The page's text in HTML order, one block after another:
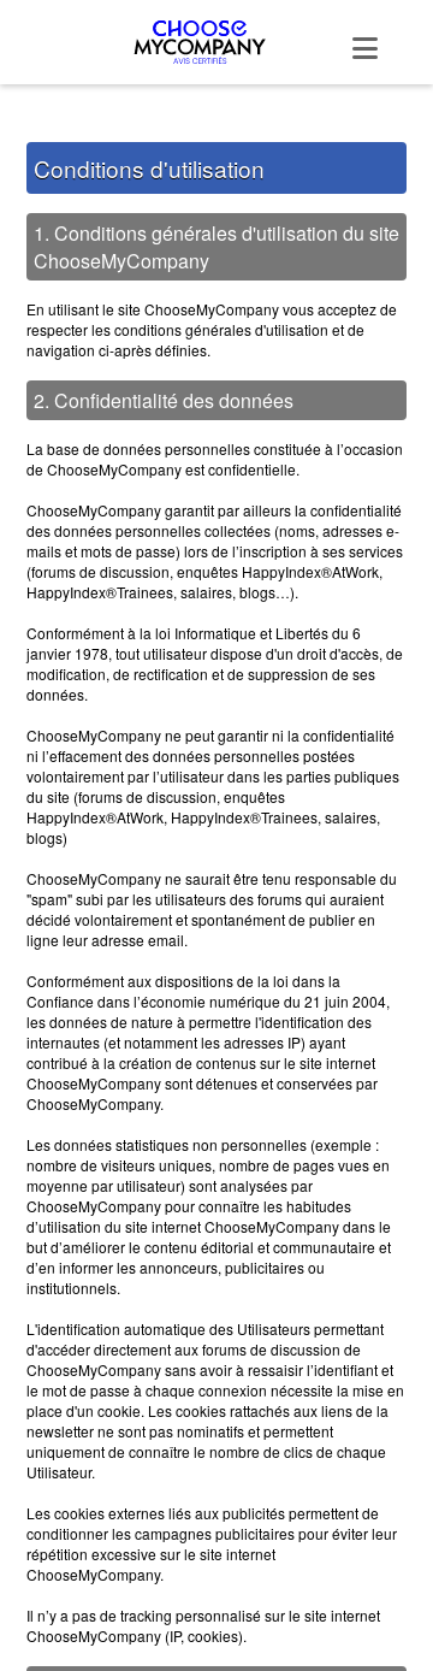
Conditions d'utilisation
1. Conditions générales d'utilisation du site
ChooseMyCompany
En utilisant le site ChooseMyCompany vous acceptez de
respecter les conditions générales d'utilisation et de
navigation ci-après définies.
2. Confidentialité des données
La base de données personnelles constituée à l’occasion
de ChooseMyCompany est confidentielle.
ChooseMyCompany garantit par ailleurs la confidentialité
des données personnelles collectées (noms, adresses e-
mails et mots de passe) lors de l’inscription à ses services
(forums de discussion, enquêtes HappyIndex®AtWork,
HappyIndex®Trainees, salaires, blogs…).
Conformément à la loi Informatique et Libertés du 6
janvier 1978, tout utilisateur dispose d'un droit d'accès, de
modification, de rectification et de suppression de ses
données.
ChooseMyCompany ne peut garantir ni la confidentialité
ni l’effacement des données personnelles postées
volontairement par l’utilisateur dans les parties publiques
du site (forums de discussion, enquêtes
HappyIndex®AtWork, HappyIndex®Trainees, salaires,
blogs)
ChooseMyCompany ne saurait être tenu responsable du
"spam" subi par les utilisateurs des forums qui auraient
décidé volontairement et spontanément de publier en
ligne leur adresse email.
Conformément aux dispositions de la loi dans la
Confiance dans l’économie numérique du 21 juin 2004,
les données de nature à permettre l'identification des
internautes (et notamment les adresses IP) ayant
contribué à la création de contenus sur le site internet
ChooseMyCompany sont détenues et conservées par
ChooseMyCompany.
Les données statistiques non personnelles (exemple :
nombre de visiteurs uniques, nombre de pages vues en
moyenne par utilisateur) sont analysées par
ChooseMyCompany pour connaître les habitudes
d’utilisation du site internet ChooseMyCompany dans le
but d’améliorer le contenu éditorial et communautaire et
d’en informer les annonceurs, publicitaires ou
institutionnels.
L'identification automatique des Utilisateurs permettant
d'accéder directement aux forums de discussion de
ChooseMyCompany sans avoir à ressaisir l’identifiant et
le mot de passe à chaque connexion nécessite la mise en
place d'un cookie. Les cookies rattachés aux liens de la
newsletter ne sont pas nominatifs et permettent
uniquement de connaître le nombre de clics de chaque
Utilisateur.
Les cookies externes liés aux publicités permettent de
conditionner les campagnes publicitaires pour éviter leur
répétition excessive sur le site internet
ChooseMyCompany.
Il n’y a pas de tracking personnalisé sur le site internet
ChooseMyCompany (IP, cookies).